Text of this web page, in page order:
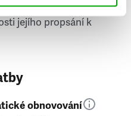
týden (v závislosti na
jejího propsání k
obnovování